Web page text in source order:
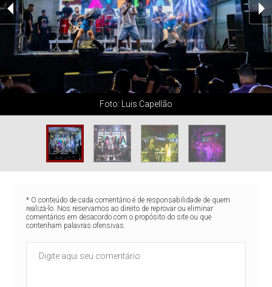
Foto: Luis Capellão
* O conteúdo de cada comentário é de responsabilidade de quem
realizá-lo. Nos reservamos ao direito de reprovar ou eliminar
comentários em desacordo com o propósito do site ou que
contenham palavras ofensivas.